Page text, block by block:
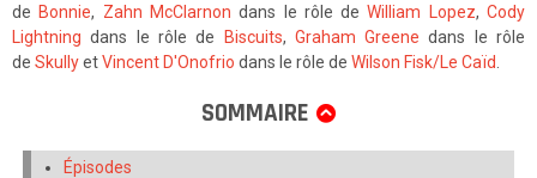
deBonnie, Zahn McClarnon dans le rôle deWilliam Lopez,Cody
Lightning dans le rôle de Biscuits, Graham Greene dans le rôle
de SkullyetVincent D'Onofrio dans le rôle de Wilson Fisk/Le Caïd
SOMMAIRE
Épisodes